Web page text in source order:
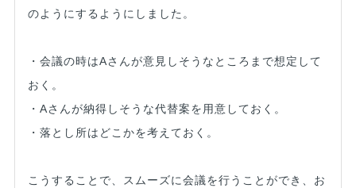
のようにするようにしました。
・会議の時はAさんが意見しそうなところまで想定して
おく。
・Aさんが納得しそうな代替案を用意しておく。
・落とし所はどこかを考えておく。
こうすることで、スムーズに会議を行うことができ、お